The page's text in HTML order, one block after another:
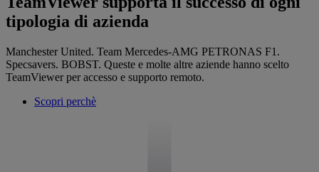
tipologia di azienda
Manchester United. Team Mercedes-AMG PETRONAS F1.
Specsavers. BOBST. Queste e molte altre aziende hanno scelto
TeamViewer per accesso e supporto remoto.
Scopri perchè